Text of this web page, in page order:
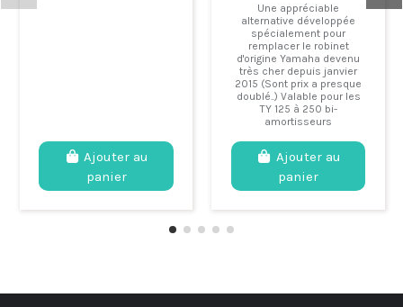
Ajouter au
panier
Une appréciable
alternative développée
spécialement pour
remplacer le robinet
d'origine Yamaha devenu
très cher depuis janvier
2015 (Sont prix a presque
doublé..) Valable pour les
TY 125 à 250 bi-
amortisseurs
Ajouter au
panier